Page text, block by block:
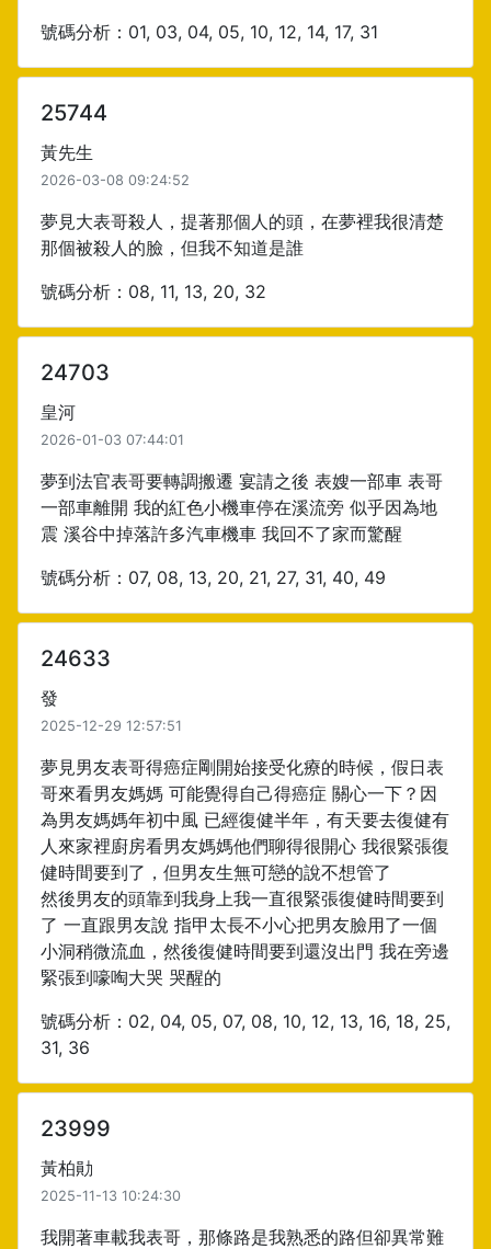
號碼分析：01, 03, 04, 05, 10, 12, 14, 17, 31
25744
黃先生
2026-03-08 09:24:52
夢見大表哥殺人，提著那個人的頭，在夢裡我很清楚
那個被殺人的臉，但我不知道是誰
號碼分析：08, 11, 13, 20, 32
24703
皇河
2026-01-03 07:44:01
夢到法官表哥要轉調搬遷 宴請之後 表嫂一部車 表哥
一部車離開 我的紅色小機車停在溪流旁 似乎因為地
震 溪谷中掉落許多汽車機車 我回不了家而驚醒
號碼分析：07, 08, 13, 20, 21, 27, 31, 40, 49
24633
發
2025-12-29 12:57:51
夢見男友表哥得癌症剛開始接受化療的時候，假日表
哥來看男友媽媽 可能覺得自己得癌症 關心一下？因
為男友媽媽年初中風 已經復健半年，有天要去復健有
人來家裡廚房看男友媽媽他們聊得很開心 我很緊張復
健時間要到了，但男友生無可戀的說不想管了
然後男友的頭靠到我身上我一直很緊張復健時間要到
了 一直跟男友說 指甲太長不小心把男友臉用了一個
小洞稍微流血，然後復健時間要到還沒出門 我在旁邊
緊張到嚎啕大哭 哭醒的
號碼分析：02, 04, 05, 07, 08, 10, 12, 13, 16, 18, 25,
31, 36
23999
黃柏勛
2025-11-13 10:24:30
我開著車載我表哥，那條路是我熟悉的路但卻異常難